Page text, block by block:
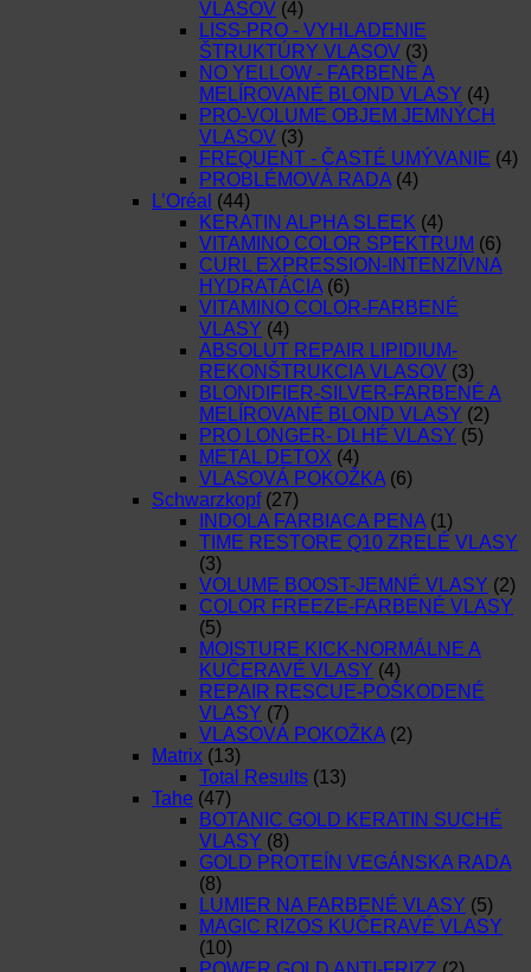
VLASOV (4)
LISS-PRO - VYHLADENIE
ŠTRUKTÚRY VLASOV (3)
NO YELLOW - FARBENÉ A
MELÍROVANÉ BLOND VLASY (4)
PRO-VOLUME OBJEM JEMNÝCH
VLASOV (3)
FREQUENT - ČASTÉ UMÝVANIE (4)
PROBLÉMOVÁ RADA (4)
L’Oréal (44)
KERATIN ALPHA SLEEK (4)
VITAMINO COLOR SPEKTRUM (6)
CURL EXPRESSION-INTENZÍVNA
HYDRATÁCIA (6)
VITAMINO COLOR-FARBENÉ
VLASY (4)
ABSOLUT REPAIR LIPIDIUM-
REKONŠTRUKCIA VLASOV (3)
BLONDIFIER-SILVER-FARBENÉ A
MELÍROVANÉ BLOND VLASY (2)
PRO LONGER- DLHÉ VLASY (5)
METAL DETOX (4)
VLASOVÁ POKOŽKA (6)
Schwarzkopf (27)
INDOLA FARBIACA PENA (1)
TIME RESTORE Q10 ZRELÉ VLASY
(3)
VOLUME BOOST-JEMNÉ VLASY (2)
COLOR FREEZE-FARBENÉ VLASY
(5)
MOISTURE KICK-NORMÁLNE A
KUČERAVÉ VLASY (4)
REPAIR RESCUE-POŠKODENÉ
VLASY (7)
VLASOVÁ POKOŽKA (2)
Matrix (13)
Total Results (13)
Tahe (47)
BOTANIC GOLD KERATIN SUCHÉ
VLASY (8)
GOLD PROTEÍN VEGÁNSKA RADA
(8)
LUMIER NA FARBENÉ VLASY (5)
MAGIC RIZOS KUČERAVÉ VLASY
(10)